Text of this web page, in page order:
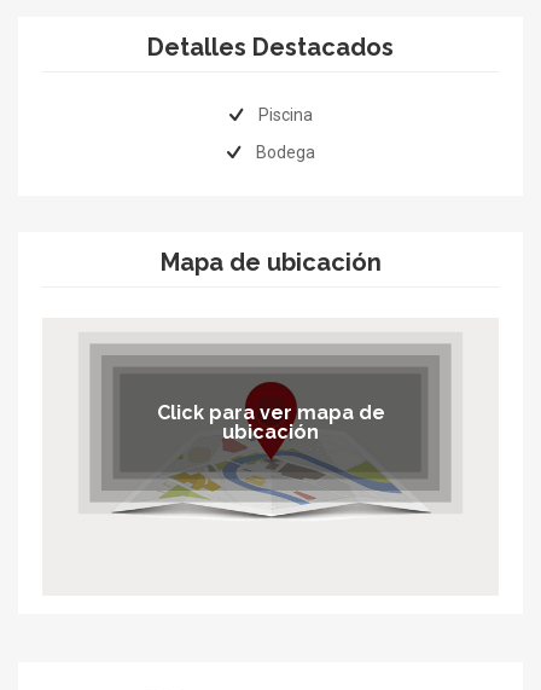
Detalles Destacados
Piscina
Bodega
Mapa de ubicación
Click para ver mapa de
ubicación